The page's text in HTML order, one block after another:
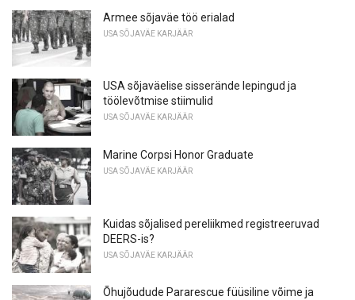
Armee sõjaväe töö erialad
USA SÕJAVÄE KARJÄÄR
USA sõjaväelise sisserände lepingud ja
töölevõtmise stiimulid
USA SÕJAVÄE KARJÄÄR
Marine Corpsi Honor Graduate
USA SÕJAVÄE KARJÄÄR
Kuidas sõjalised pereliikmed registreeruvad
DEERS-is?
USA SÕJAVÄE KARJÄÄR
Õhujõudude Pararescue füüsiline võime ja